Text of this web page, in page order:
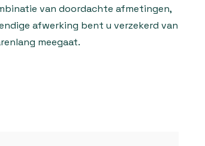
van doordachte afmetingen,
afwerking bent u verzekerd van
meegaat.